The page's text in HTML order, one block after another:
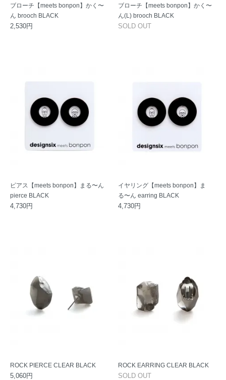
ブローチ【meets bonpon】かく〜
ん brooch BLACK
2,530円
ブローチ【meets bonpon】かく〜
ん(L) brooch BLACK
SOLD OUT
ピアス【meets bonpon】まる〜ん
pierce BLACK
4,730円
イヤリング【meets bonpon】ま
る〜ん earring BLACK
4,730円
ROCK PIERCE CLEAR BLACK
5,060円
ROCK EARRING CLEAR BLACK
SOLD OUT